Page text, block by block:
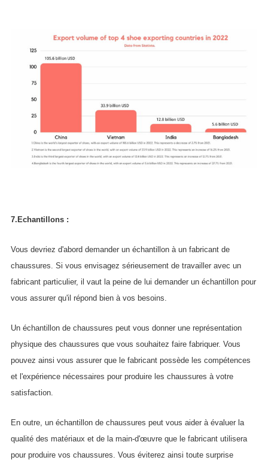
7.Echantillons :
Vous devriez d'abord demander un échantillon à un fabricant de
chaussures. Si vous envisagez sérieusement de travailler avec un
fabricant particulier, il vaut la peine de lui demander un échantillon pour
vous assurer qu'il répond bien à vos besoins.
Un échantillon de chaussures peut vous donner une représentation
physique des chaussures que vous souhaitez faire fabriquer. Vous
pouvez ainsi vous assurer que le fabricant possède les compétences
et l'expérience nécessaires pour produire les chaussures à votre
satisfaction.
En outre, un échantillon de chaussures peut vous aider à évaluer la
qualité des matériaux et de la main-d'œuvre que le fabricant utilisera
pour produire vos chaussures. Vous éviterez ainsi toute surprise